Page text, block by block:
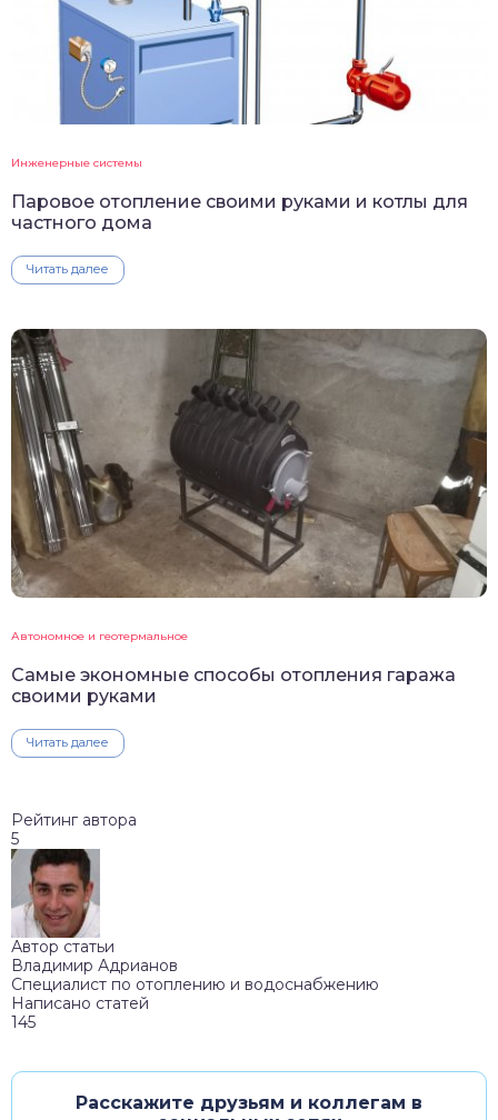
Инженерные системы
Паровое отопление своими руками и котлы для
частного дома
Читать далее
Автономное и геотермальное
Самые экономные способы отопления гаража
своими руками
Читать далее
Рейтинг автора
5
Автор статьи
Владимир Адрианов
Специалист по отоплению и водоснабжению
Написано статей
145
Расскажите друзьям и коллегам в